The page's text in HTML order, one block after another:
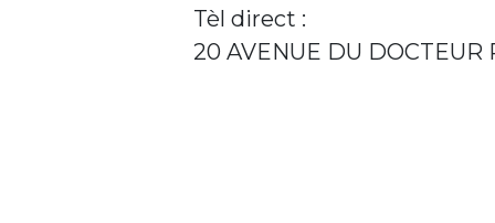
Tèl direct :
20 AVENUE DU DOCTEUR